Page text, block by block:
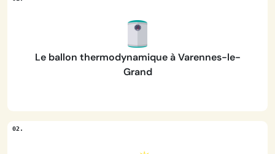
Le ballon thermodynamique à Varennes-le-
Grand